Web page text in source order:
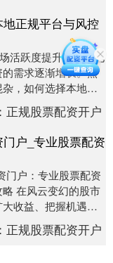
正规平台与风控
活跃度提升，耒阳地
需求逐渐增长。然
，如何选择本地正
为投资者关注的核
正规股票配资开户
户_专业股票配资
门户：专业股票配资
在风云变幻的股市
收益、把握机遇的
有限时，股票配资
正规股票配资开户